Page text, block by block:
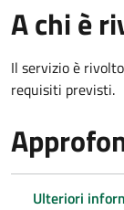
A chi è
Il servizio è
requisiti previsti.
Ulteriori